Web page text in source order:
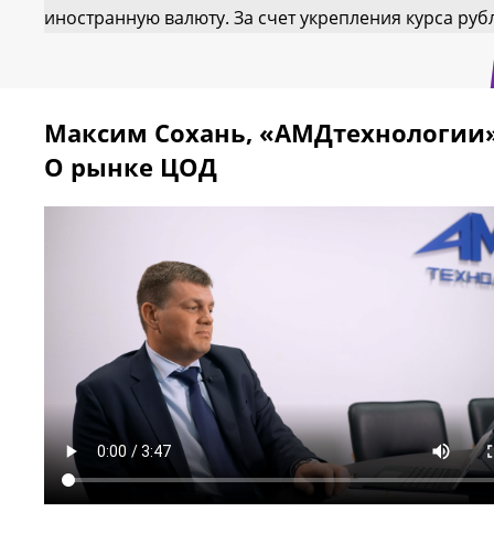
иностранную валюту. За счет укрепления курса
Максим Сохань,
О рынке ЦОД